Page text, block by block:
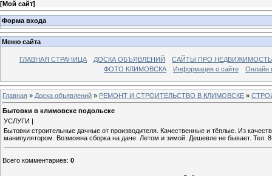
[Мой сайт]
Форма входа
Меню сайта
ГЛАВНАЯ СТРАНИЦА ДОСКА ОБЪЯВЛЕНИЙ
САЙТЫ ПРО
ФОТО КЛИМОВСКА
Информация о сайте Онлайн
Главная » Доска объявлений » РЕМОНТ И СТРОИТЕЛЬСТВО В КЛИМОВСКЕ »
Бытовки в климовске подольске
УСЛУГИ |
Бытовки строительные дачные от производителя. Качественные и тёплые. Из
манипулятором. Возможна сборка на даче. Летом и зимой. Дешевле не бывает. Тел.
Всего комментариев: 0